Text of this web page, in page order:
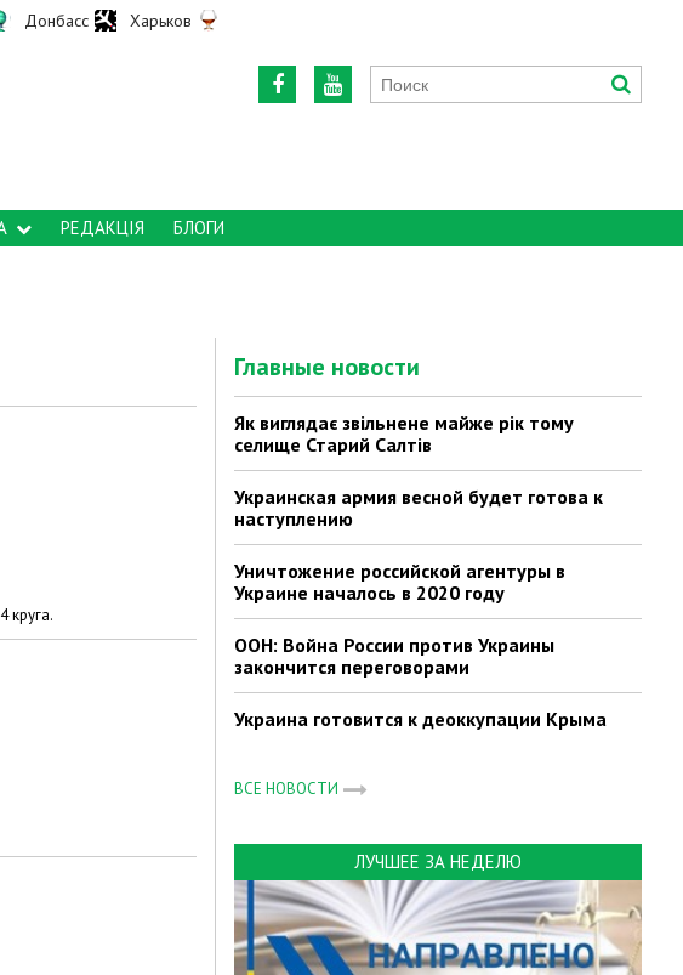
Донбасс Харьков
РЕДАКЦІЯ БЛОГИ
круга.
Главные новости
Як виглядає звільнене майже рік тому
селище Старий Салтів
Украинская армия весной будет готова к
наступлению
Уничтожение российской агентуры в
Украине началось в 2020 году
ООН: Война России против Украины
закончится переговорами
Украина готовится к деоккупации Крыма
ВСЕ НОВОСТИ
ЛУЧШЕЕ ЗА НЕДЕЛЮ